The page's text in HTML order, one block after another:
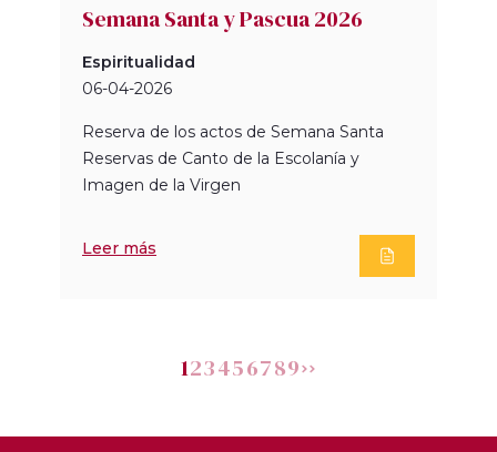
Semana Santa y Pascua 2026
Espiritualidad
06-04-2026
Reserva de los actos de Semana Santa
Reservas de Canto de la Escolanía y
Imagen de la Virgen
Leer más
123456789